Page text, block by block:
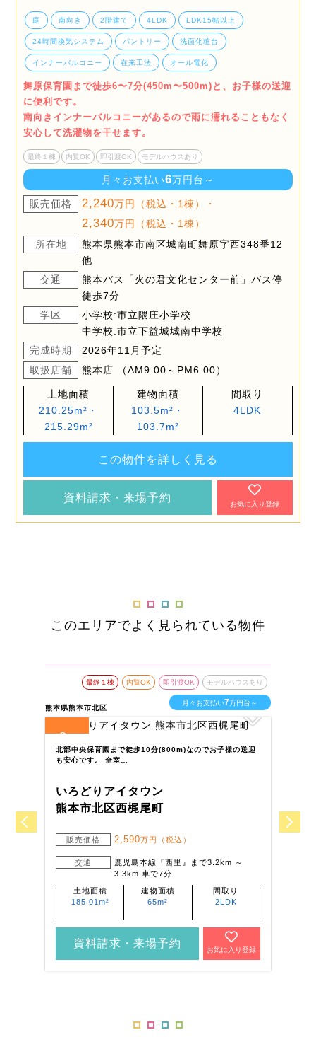
庭 南向き 2階建て 4LDK LDK15帖以上
24時間換気システム パントリー 洗面化粧台
インナーバルコニー 在来工法 オール電化
舞原保育園まで徒歩6〜7分(450m〜500m)と、お子様の送迎
に便利です。
南向きインナーバルコニーがあるので雨に濡れることもなく
安心して洗濯物を干せます。
最終１棟 内覧OK 即引渡OK モデルハウスあり
月々お支払い6万円台～
販売価格 2,240万円（税込・1棟）・
2,340万円（税込・1棟）
所在地
熊本県熊本市南区城南町舞原字西348番12
他
交通
熊本バス「火の君文化センター前」バス停
徒歩7分
学区
小学校:市立隈庄小学校
中学校:市立下益城城南中学校
完成時期
2026年11月予定
取扱店舗
熊本店 （AM9:00～PM6:00）
土地面積
210.25m²・
215.29m²
建物面積
103.5m²・
103.7m²
間取り
4LDK
この物件を詳しく見る
資料請求・来場予約
お気に入り登録
このエリアでよく見られている物件
熊本県熊本市北区
最終１棟 内覧OK 即引渡OK モデルハウスあり
月々お支払い7万円台～
3
北部中央保育園まで徒歩10分(800m)なのでお子様の送迎
も安心です。 全室…
いろどりアイタウン
熊本市北区西梶尾町
販売価格 2,590万円（税込）
交通
鹿児島本線『西里』まで3.2km ～
3.3km 車で7分
土地面積
185.01m²
建物面積
65m²
間取り
2LDK
資料請求・来場予約
お気に入り登録